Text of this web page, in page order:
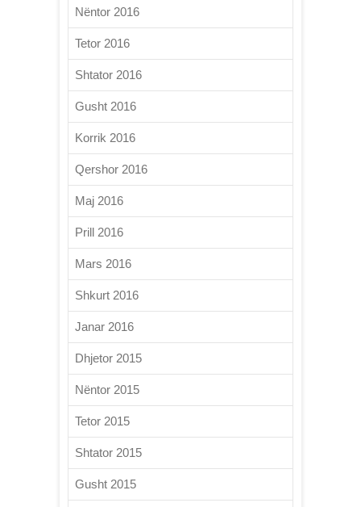
Nëntor 2016
Tetor 2016
Shtator 2016
Gusht 2016
Korrik 2016
Qershor 2016
Maj 2016
Prill 2016
Mars 2016
Shkurt 2016
Janar 2016
Dhjetor 2015
Nëntor 2015
Tetor 2015
Shtator 2015
Gusht 2015